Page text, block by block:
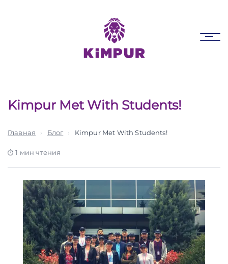
Kimpur Met With Students!
Главная › Блог › Kimpur Met With Students!
1 мин чтения